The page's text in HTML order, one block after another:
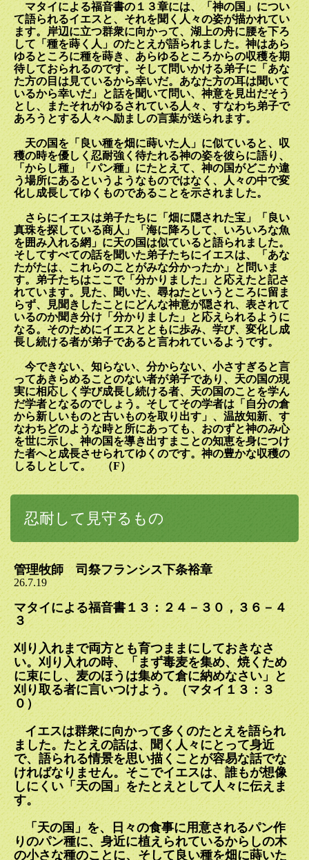
マタイによる福音書の１３章には、「神の国」につい
て語られるイエスと、それを聞く人々の姿が描かれてい
ます。岸辺に立つ群衆に向かって、湖上の舟に腰を下ろ
して「種を蒔く人」のたとえが語られました。神はあら
ゆるところに種を蒔き、あらゆるところからの収穫を期
待しておられるのです。そして問いかける弟子に「あな
た方の目は見ているから幸いだ。あなた方の耳は聞いて
いるから幸いだ」と話を聞いて問い、神意を見出だそう
とし、またそれがゆるされている人々、すなわち弟子で
あろうとする人々へ励ましの言葉が送られます。
天の国を「良い種を畑に蒔いた人」に似ていると、収
穫の時を優しく忍耐強く待たれる神の姿を彼らに語り、
「からし種」「パン種」にたとえて、神の国がどこか違
う場所にあるというようなものではなく、人々の中で変
化し成長してゆくものであることを示されました。
さらにイエスは弟子たちに「畑に隠された宝」「良い
真珠を探している商人」「海に降ろして、いろいろな魚
を囲み入れる網」に天の国は似ていると語られました。
そしてすべての話を聞いた弟子たちにイエスは、「あな
たがたは、これらのことがみな分かったか」と問いま
す。弟子たちはここで「分かりました」と応えたと記さ
れています。見た、聞いた、尋ねたというところに留ま
らず、見聞きしたことにどんな神意が隠され、表されて
いるのか聞き分け「分かりました」と応えられるように
なる。そのためにイエスとともに歩み、学び、変化し成
長し続ける者が弟子であると言われているようです。
今できない、知らない、分からない、小さすぎると言
ってあきらめることのない者が弟子であり、天の国の現
実に相応しく学び成長し続ける者、天の国のことを学ん
だ学者となるのでしょう。そしてその学者は「自分の倉
から新しいものと古いものを取り出す」、温故知新、す
なわちどのような時と所にあっても、おのずと神のみ心
を世に示し、神の国を導き出すまことの知恵を身につけ
た者へと成長させられてゆくのです。神の豊かな収穫の
しるしとして。 （F）
忍耐して見守るもの
管理牧師 司祭フランシス下条裕章
26.7.19
マタイによる福音書１３：２４－３０，３６－４
３
刈り入れまで両方とも育つままにしておきなさ
い。刈り入れの時、「まず毒麦を集め、焼くため
に束にし、麦のほうは集めて倉に納めなさい」と
刈り取る者に言いつけよう。（マタイ１３：３
０）
イエスは群衆に向かって多くのたとえを語られ
ました。たとえの話は、聞く人々にとって身近
で、語られる情景を思い描くことが容易な話でな
ければなりません。そこでイエスは、誰もが想像
しにくい「天の国」をたとえとして人々に伝えま
す。
「天の国」を、日々の食事に用意されるパン作
りのパン種に、身近に植えられているからしの木
の小さな種のことに、そして良い種を畑に蒔いた